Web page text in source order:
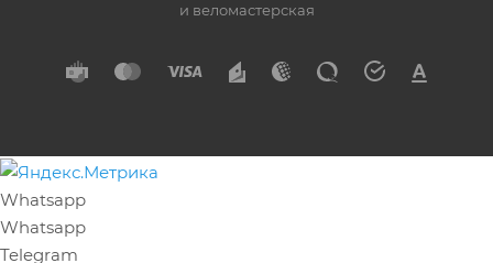
и веломастерская
Whatsapp
Whatsapp
Telegram